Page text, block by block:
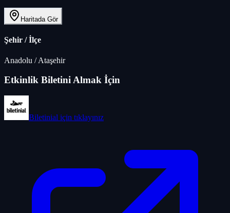
Haritada Gör
Şehir / İlçe
Anadolu /Ataşehir
Etkinlik Biletini Almak İçin
Biletinial için tıklayınız